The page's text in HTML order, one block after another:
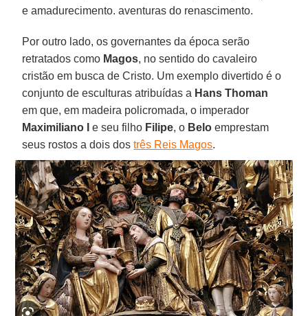
e amadurecimento. aventuras do renascimento.
Por outro lado, os governantes da época serão
retratados como Magos, no sentido do cavaleiro
cristão em busca de Cristo. Um exemplo divertido é o
conjunto de esculturas atribuídas a Hans Thoman
em que, em madeira policromada, o imperador
Maximiliano I
e seu filho Filipe, o Belo emprestam
seus rostos a dois dostrês Reis Magos.